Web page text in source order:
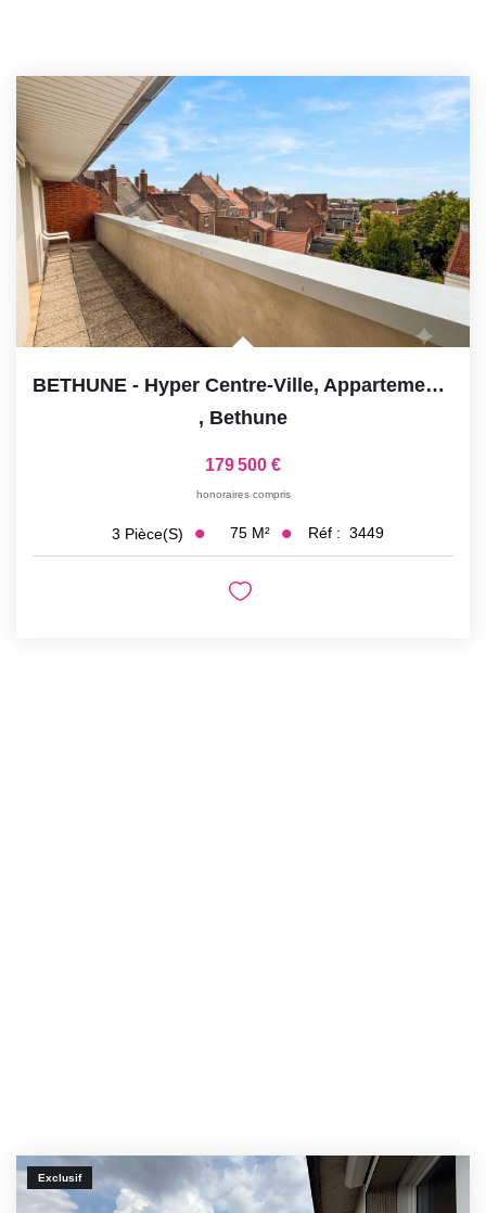
BETHUNE - Hyper Centre-Ville, Appartement De Type 3, 91m²...
, Bethune
179 500 €
honoraires compris
3 Pièce(s) 75 M² Réf : 3449
Exclusif